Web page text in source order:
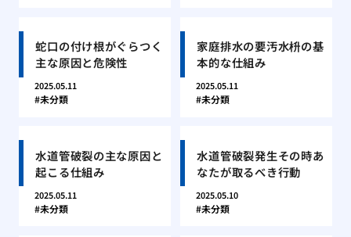
蛇口の付け根がぐらつく
主な原因と危険性
2025.05.11
未分類
家庭排水の要汚水枡の基
本的な仕組み
2025.05.11
未分類
水道管破裂の主な原因と
起こる仕組み
2025.05.11
未分類
水道管破裂発生その時あ
なたが取るべき行動
2025.05.10
未分類